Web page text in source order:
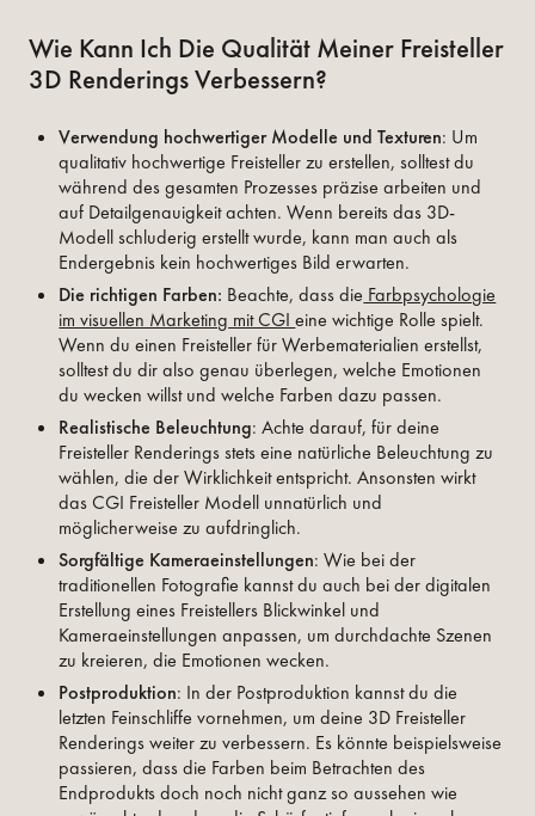
Wie Kann Ich Die Qualität Meiner Freisteller
3D Renderings Verbessern?
Verwendung hochwertiger Modelle und Texturen: Um
qualitativ hochwertige Freisteller zu erstellen, solltest du
während des gesamten Prozesses präzise arbeiten und
auf Detailgenauigkeit achten. Wenn bereits das 3D-
Modell schluderig erstellt wurde, kann man auch als
Endergebnis kein hochwertiges Bild erwarten.
Die richtigen Farben: Beachte, dass die Farbpsychologie
im visuellen Marketing mit CGIeine wichtige Rolle spielt.
Wenn du einen Freisteller für Werbematerialien erstellst,
solltest du dir also genau überlegen, welche Emotionen
du wecken willst und welche Farben dazu passen.
Realistische Beleuchtung: Achte darauf, für deine
Freisteller Renderings stets eine natürliche Beleuchtung zu
wählen, die der Wirklichkeit entspricht. Ansonsten wirkt
das CGI Freisteller Modell unnatürlich und
möglicherweise zu aufdringlich.
Sorgfältige Kameraeinstellungen: Wie bei der
traditionellen Fotografie kannst du auch bei der digitalen
Erstellung eines Freistellers Blickwinkel und
Kameraeinstellungen anpassen, um durchdachte Szenen
zu kreieren, die Emotionen wecken.
Postproduktion: In der Postproduktion kannst du die
letzten Feinschliffe vornehmen, um deine 3D Freisteller
Renderings weiter zu verbessern. Es könnte beispielsweise
passieren, dass die Farben beim Betrachten des
Endprodukts doch noch nicht ganz so aussehen wie